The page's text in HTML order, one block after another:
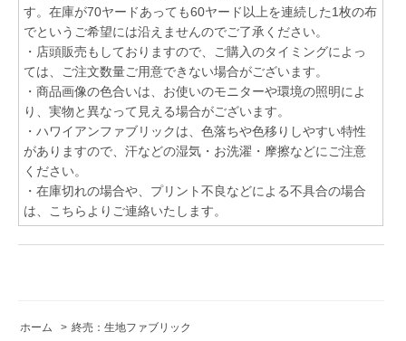
す。在庫が70ヤードあっても60ヤード以上を連続した1枚の布
でというご希望には沿えませんのでご了承ください。
・店頭販売もしておりますので、ご購入のタイミングによっ
ては、ご注文数量ご用意できない場合がございます。
・商品画像の色合いは、お使いのモニターや環境の照明によ
り、実物と異なって見える場合がございます。
・ハワイアンファブリックは、色落ちや色移りしやすい特性
がありますので、汗などの湿気・お洗濯・摩擦などにご注意
ください。
・在庫切れの場合や、プリント不良などによる不具合の場合
は、こちらよりご連絡いたします。
ホーム > 終売：生地ファブリック